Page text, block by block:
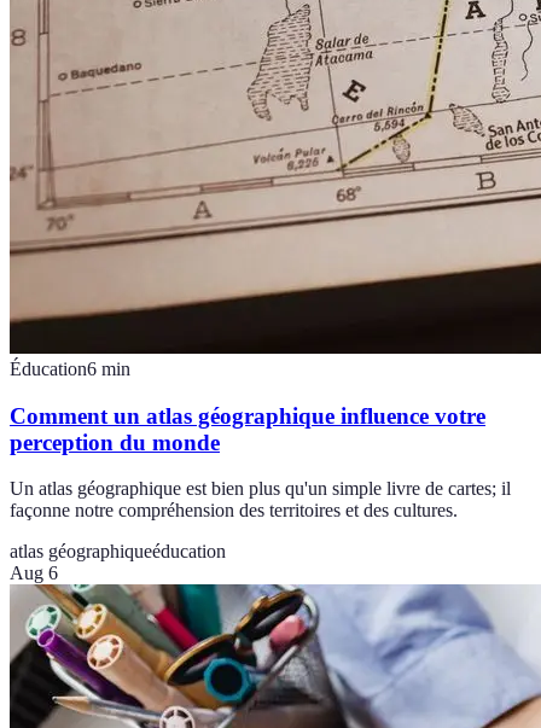
Éducation6 min
Comment un atlas géographique influence votre
perception du monde
Un atlas géographique est bien plus qu'un simple livre de cartes; il
façonne notre compréhension des territoires et des cultures.
atlas géographiqueéducation
Aug 6